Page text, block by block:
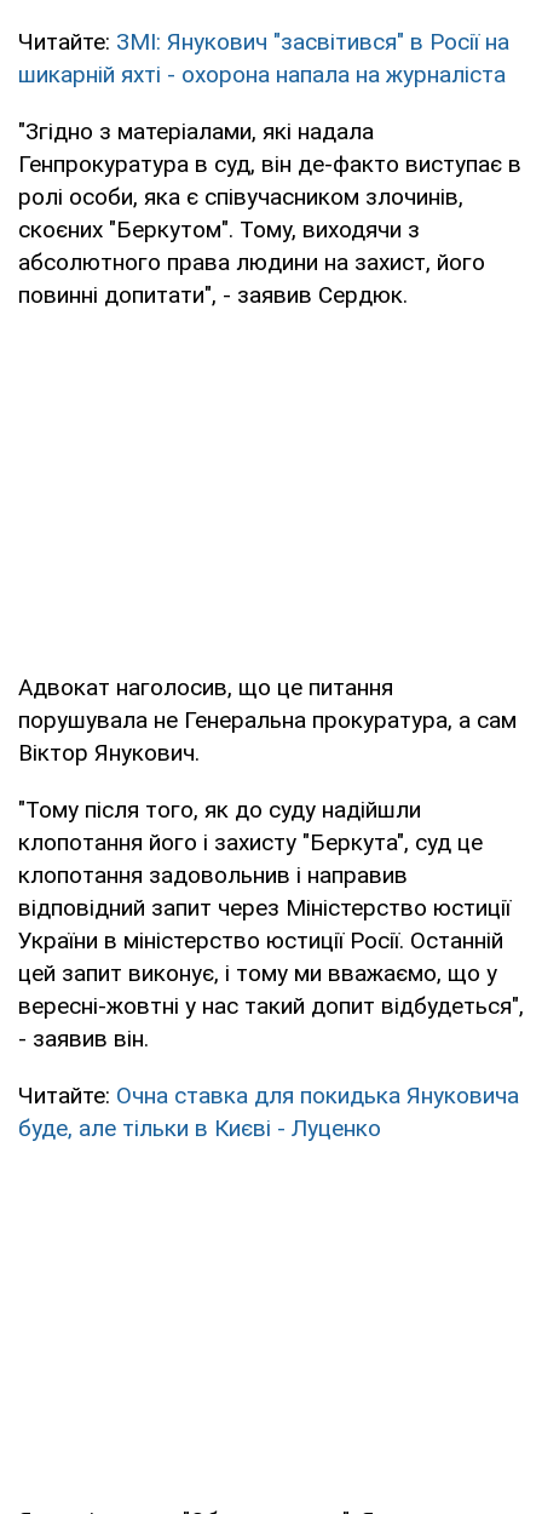
Читайте: ЗМІ: Янукович "засвітився" в Росії на
шикарній яхті - охорона напала на журналіста
"Згідно з матеріалами, які надала
Генпрокуратура в суд, він де-факто виступає в
ролі особи, яка є співучасником злочинів,
скоєних "Беркутом". Тому, виходячи з
абсолютного права людини на захист, його
повинні допитати", - заявив Сердюк.
Адвокат наголосив, що це питання
порушувала не Генеральна прокуратура, а сам
Віктор Янукович.
"Тому після того, як до суду надійшли
клопотання його і захисту "Беркута", суд це
клопотання задовольнив і направив
відповідний запит через Міністерство юстиції
України в міністерство юстиції Росії. Останній
цей запит виконує, і тому ми вважаємо, що у
вересні-жовтні у нас такий допит відбудеться",
- заявив він.
Читайте: Очна ставка для покидька Януковича
буде, але тільки в Києві - Луценко